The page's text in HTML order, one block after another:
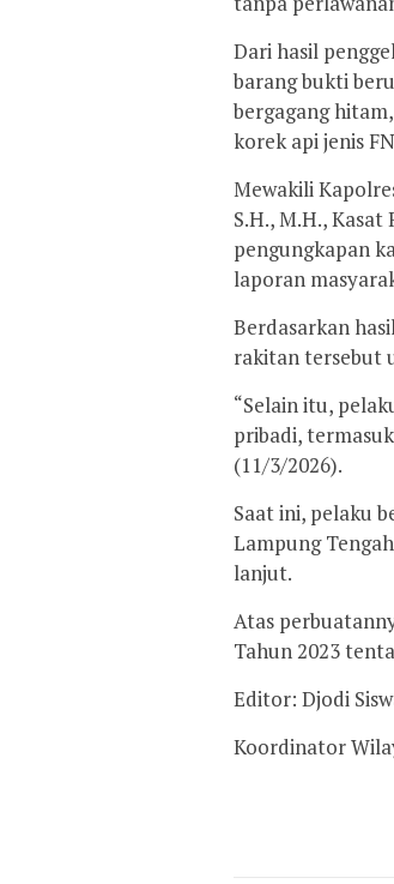
Dari hasil
barang bukti
bergagang
korek api jenis
Mewakili
S.H., M.H.,
pengungkapan
laporan
Berdasarkan
rakitan tersebut
“Selain itu,
pribadi,
(11/3/2026).
Saat ini, pelaku
Lampung
lanjut.
Atas
Tahun 2023
Editor: Djodi
Koordinator